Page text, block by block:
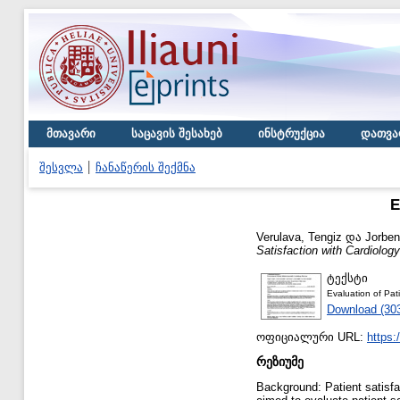
მთავარი საცავის შესახებ ინსტრუქცია
შესვლა ჩანაწერის შექმნა
Verulava, Tengiz და
Satisfaction with
ტექსტი
Evaluation of
Download
ოფიციალური URL:
რეზიუმე
Background: Patient